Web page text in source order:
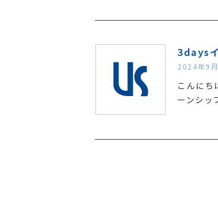
3days
2024年9
こんに
ーンシッ